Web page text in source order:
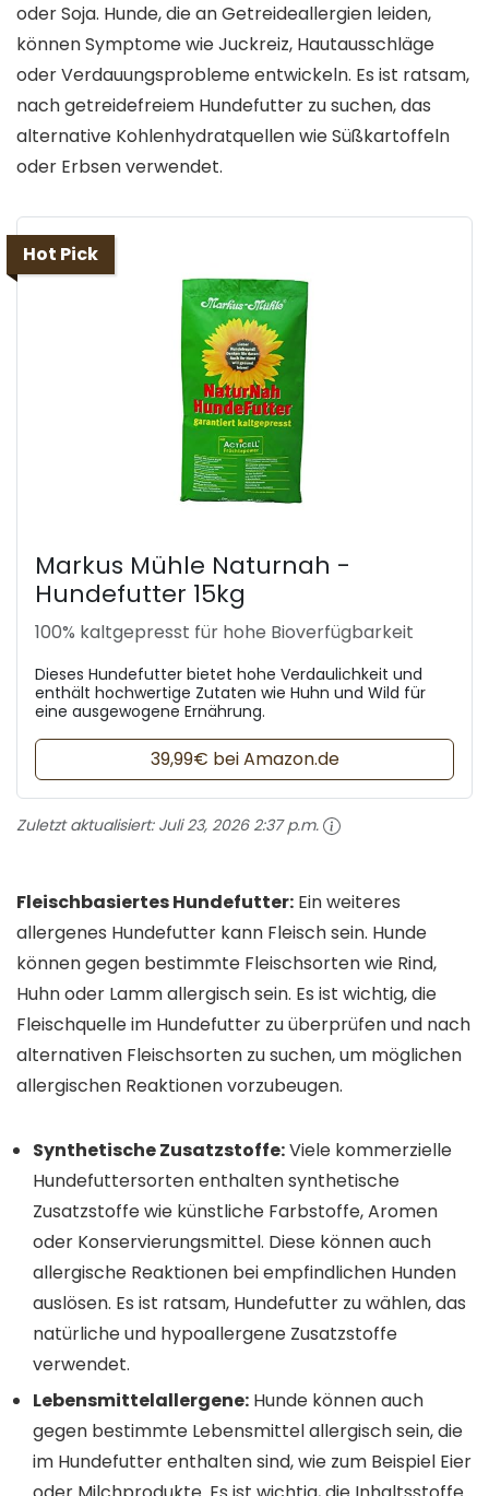
oder Soja. Hunde, die an Getreideallergien leiden,
können Symptome wie Juckreiz, Hautausschläge
oder Verdauungsprobleme entwickeln. Es ist ratsam,
nach getreidefreiem Hundefutter zu suchen, das
alternative Kohlenhydratquellen wie Süßkartoffeln
oder Erbsen verwendet.
Hot Pick
Markus Mühle Naturnah -
Hundefutter 15kg
100% kaltgepresst für hohe Bioverfügbarkeit
Dieses Hundefutter bietet hohe Verdaulichkeit und
enthält hochwertige Zutaten wie Huhn und Wild für
eine ausgewogene Ernährung.
39,99€ bei Amazon.de
Zuletzt aktualisiert: Juli 23, 2026 2:37 p.m.
Fleischbasiertes Hundefutter: Ein weiteres
allergenes Hundefutter kann Fleisch sein. Hunde
können gegen bestimmte Fleischsorten wie Rind,
Huhn oder Lamm allergisch sein. Es ist wichtig, die
Fleischquelle im Hundefutter zu überprüfen und nach
alternativen Fleischsorten zu suchen, um möglichen
allergischen Reaktionen vorzubeugen.
Synthetische Zusatzstoffe:Viele kommerzielle
Hundefuttersorten enthalten synthetische
Zusatzstoffe wie künstliche Farbstoffe, Aromen
oder Konservierungsmittel. Diese können auch
allergische Reaktionen bei empfindlichen Hunden
auslösen. Es ist ratsam, Hundefutter zu wählen, das
natürliche und hypoallergene Zusatzstoffe
verwendet.
Lebensmittelallergene: Hunde können auch
gegen bestimmte Lebensmittel allergisch sein, die
im Hundefutter enthalten sind, wie zum Beispiel Eier